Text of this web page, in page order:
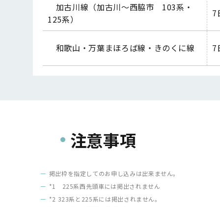
加古川線（加古川～西脇市 103系・
125系）
7
和歌山・万葉まほろば線・きのくに線 7
注意事項
掲出枠を指定してのお申し込みは出来ません。
*1
225系西先頭車には掲出されません
*2 323系と225系には掲出されません。